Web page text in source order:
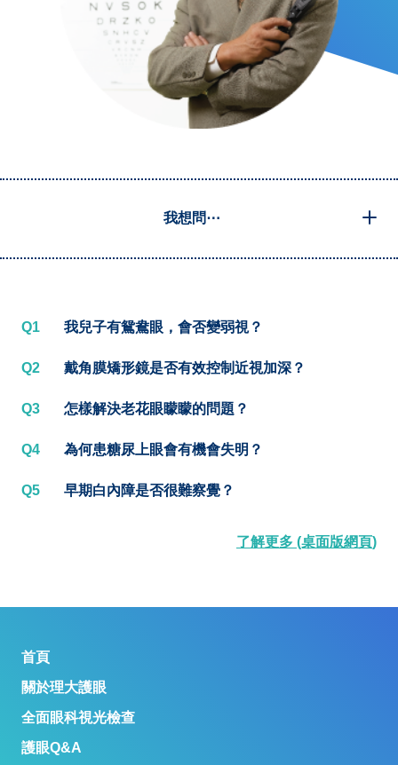
我想問⋯
Q1 我兒子有鴛鴦眼，會否變弱視？
Q2 戴角膜矯形鏡是否有效控制近視加深？
Q3 怎樣解決老花眼矇矇的問題？
Q4 為何患糖尿上眼會有機會失明？
Q5 早期白內障是否很難察覺？
了解更多 (桌面版網頁)
首頁
關於理大護眼
全面眼科視光檢查
護眼Q&A